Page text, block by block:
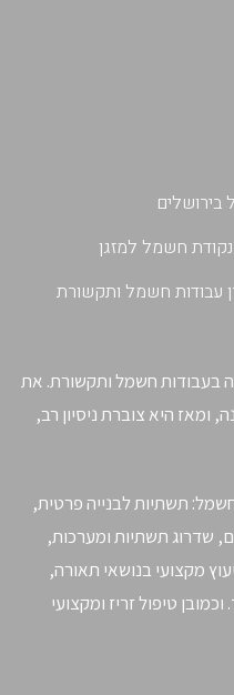
חשמל למזגן
עבודות חשמל ותקשורת
בעבודות חשמל ותקשורת. את
הקים אשר שטרן לפני כ-20 שנה, ומאז היא צוברת ניסיון רב,
תשתיות לבנייה פרטית,
שדרוג תשתיות ומערכות,
מקצועי בנושאי תאורה,
טיפול זריז ומקצועי